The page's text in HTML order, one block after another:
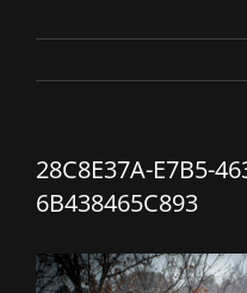
28C8E37A-E7B5-
6B438465C893